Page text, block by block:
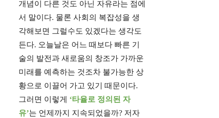
개념이 다른 것도 아닌 자유라는 점에
서 말이다. 물론 사회의 복잡성을 생
각해보면 그럴수도 있겠다는 생각도
든다. 오늘날은 어느 때보다 빠른 기
술의 발전과 새로움의 창조가 가까운
미래를 예측하는 것조차 불가능한 상
황으로 이끌어 가고 있기 때문이다.
그러면 이렇게 ‘타율로 정의된 자
유’는 언제까지 지속되었을까? 저자